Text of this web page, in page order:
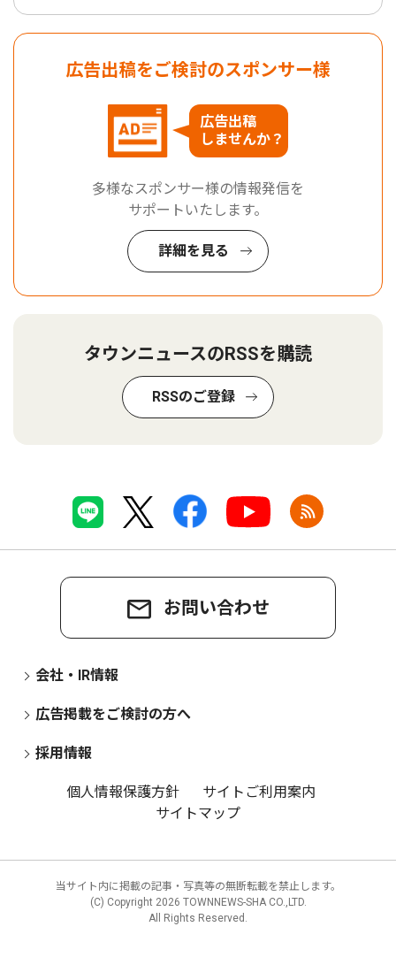
広告出稿をご検討のスポンサー様
広告出稿
しませんか？
多様なスポンサー様の情報発信を
サポートいたします。
詳細を見る
タウンニュースのRSSを購読
RSSのご登録
お問い合わせ
会社・IR情報
広告掲載をご検討の方へ
採用情報
個人情報保護方針
サイトご利用案内
サイトマップ
当サイト内に掲載の記事・写真等の無断転載を禁止します。
(C) Copyright 2026 TOWNNEWS-SHA CO.,LTD.
All Rights Reserved.